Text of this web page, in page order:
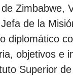
Zimbabwe,
de la
diplomático
objetivos e
Superior